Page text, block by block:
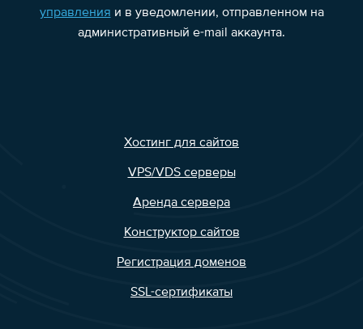
управления и в уведомлении, отправленном на
административный e-mail аккаунта.
Хостинг для сайтов
VPS/VDS серверы
Аренда сервера
Конструктор сайтов
Регистрация доменов
SSL-сертификаты